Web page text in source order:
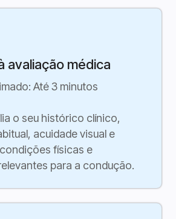
avaliação médica
Até 3 minutos
o seu histórico clínico,
acuidade visual e
físicas e
para a condução.